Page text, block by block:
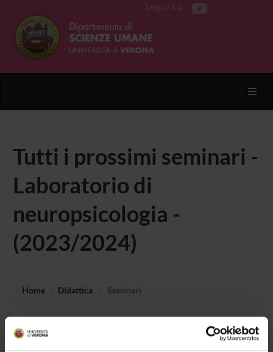
Segui su
Tutti i prossimi seminari -
Laboratorio di
neuropsicologia -
(2023/2024)
Home Didattica Seminari
Non è stato trovato alcun seminario relativo
all'insegnamento Laboratorio di neuropsicologia.